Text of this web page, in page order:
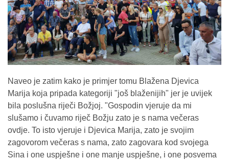
Naveo je zatim kako je primjer tomu Blažena Djevica
Marija koja pripada kategoriji "još blaženijih" jer je uvijek
bila poslušna riječi Božjoj. "Gospodin vjeruje da mi
slušamo i čuvamo riječ Božju zato je s nama večeras
ovdje. To isto vjeruje i Djevica Marija, zato je svojim
zagovorom večeras s nama, zato zagovara kod svojega
Sina i one uspješne i one manje uspješne, i one posvema